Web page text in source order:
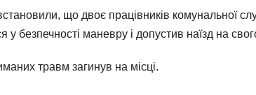
встановили, що двоє працівників
безпечності маневру і допустив наїзд на
травм загинув на місці.